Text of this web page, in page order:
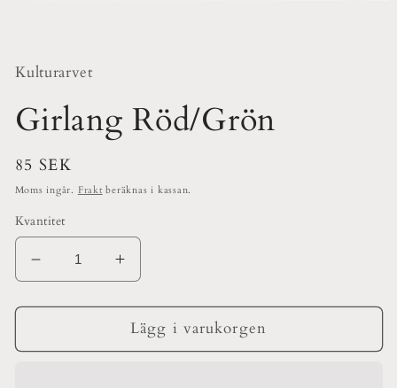
Kulturarvet
Girlang Röd/Grön
Ordinarie
pris
85 SEK
Moms ingår. Fraktberäknas i kassan.
Kvantitet
Minska
kvantitet
för
Röd/Grön
Öka
kvantitet
för
Girlang
Röd/Grön
Lägg i varukorgen